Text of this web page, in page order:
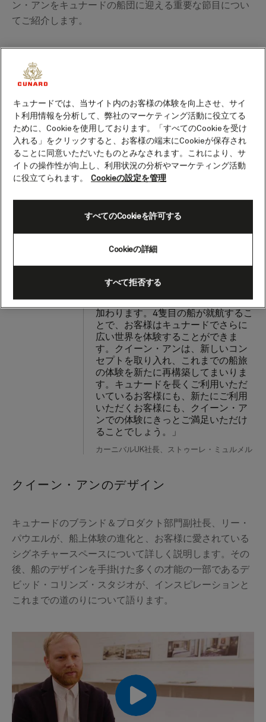
ン・アンをキュナードの船団に迎える重要な節目につい
てご紹介します。
00:00 00:00
カーニバルUKのストゥーレ・ミュルメル社長による、クイーン・アンとこ
います。これにより、弊社史上最も
成長著しい時期の1つを記録すること
となり、クイーン・アンが加わった
ことで、キュナードの象徴である船
団全体にエキサイティングな機会が
加わります。4隻目の船が就航するこ
とで、お客様はキュナードでさらに
広い世界を体験することができま
す。クイーン・アンは、新しいコン
セプトを取り入れ、これまでの船旅
の体験を新たに再構築してまいりま
す。キュナードを長くご利用いただ
いているお客様にも、新たにご利用
いただくお客様にも、クイーン・ア
ンでの体験にきっとご満足いただけ
ることでしょう。」
カーニバルUK社長、ストゥーレ・ミュルメル
クイーン・アンのデザイン
キュナードのブランド＆プロダクト部門副社長、リー・
パウエルが、船上体験の進化と、お客様に愛されている
シグネチャースペースについて詳しく説明します。その
後、船のデザインを手掛けた多くの才能の一部であるデ
ビッド・コリンズ・スタジオが、インスピレーションと
これまでの道のりについて語ります。
キュナードでは、当サイト内のお客様の体験を向上させ、サイ
ト利用情報を分析して、弊社のマーケティング活動に役立てる
ために、Cookieを使用しております。「すべてのCookieを受け
入れる」をクリックすると、お客様の端末にCookieが保存され
ることに同意いただいたものとみなされます。これにより、サ
イトの操作性が向上し、利用状況の分析やマーケティング活動
に役立てられます。
Cookieの設定を管理
Cookieの詳細
すべて拒否する
すべてのCookieを許可する